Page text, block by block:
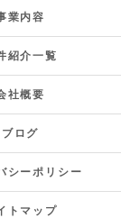
業内容
紹介一覧
社概要
ブログ
シーポリシー
トマップ